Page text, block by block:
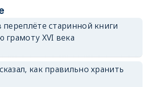
старинной книги
грамоту XVI века
как правильно хранить